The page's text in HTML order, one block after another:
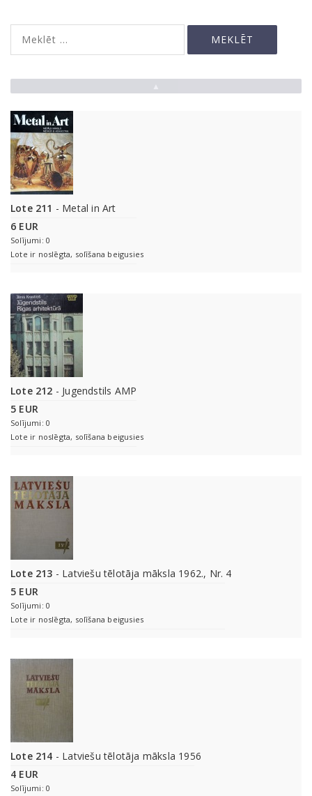
Lote 211 - Metal in Art
6 EUR
Solījumi: 0
Lote ir noslēgta, solīšana beigusies
Lote 212 - Jugendstils AMP
5 EUR
Solījumi: 0
Lote ir noslēgta, solīšana beigusies
Lote 213 - Latviešu tēlotāja māksla 1962., Nr. 4
5 EUR
Solījumi: 0
Lote ir noslēgta, solīšana beigusies
Lote 214 - Latviešu tēlotāja māksla 1956
4 EUR
Solījumi: 0